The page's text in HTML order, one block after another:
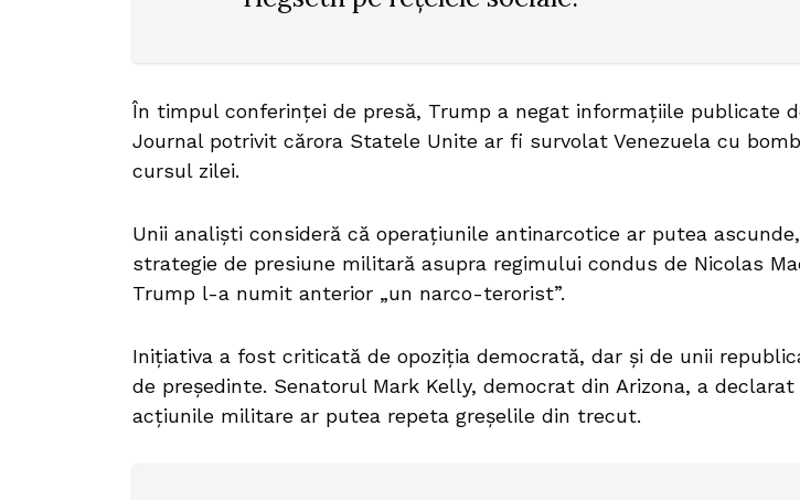
În timpul conferinței de presă, Trump a negat informațiile publicate
Journal potrivit cărora Statele Unite ar fi survolat Venezuela cu
cursul zilei.
Unii analiști consideră că operațiunile antinarcotice ar putea
strategie de presiune militară asupra regimului condus de Nicolas
Trump l-a numit anterior „un narco-terorist”.
Inițiativa a fost criticată de opoziția democrată, dar și de unii
de președinte. Senatorul Mark Kelly, democrat din Arizona, a declarat
acțiunile militare ar putea repeta greșelile din trecut.